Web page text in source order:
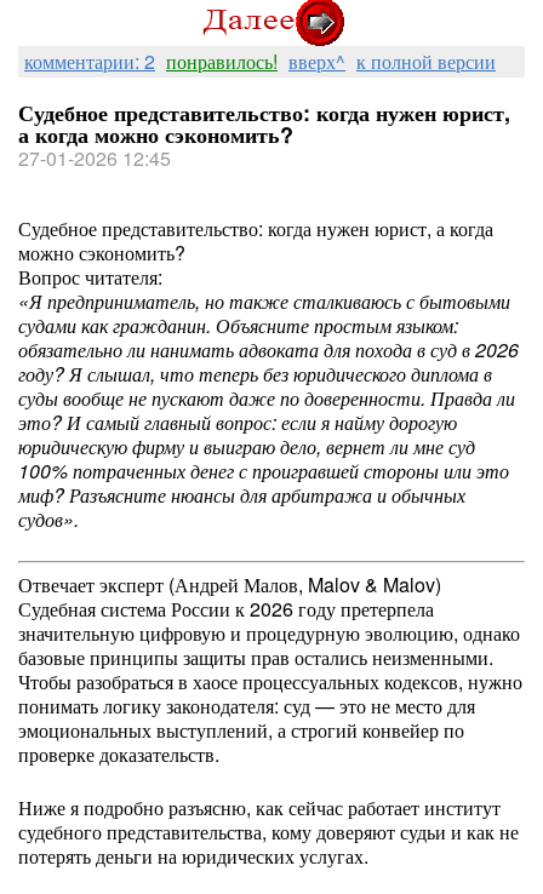
комментарии: 2 понравилось! вверх^ к полной версии
Судебное представительство: когда нужен юрист,
а когда можно сэкономить?
27-01-2026 12:45
Судебное представительство: когда нужен юрист, а когда
можно сэкономить?
Вопрос читателя:
«Я предприниматель, но также сталкиваюсь с бытовыми
судами как гражданин. Объясните простым языком:
обязательно ли нанимать адвоката для похода в суд в 2026
году? Я слышал, что теперь без юридического диплома в
суды вообще не пускают даже по доверенности. Правда ли
это? И самый главный вопрос: если я найму дорогую
юридическую фирму и выиграю дело, вернет ли мне суд
100% потраченных денег с проигравшей стороны или это
миф? Разъясните нюансы для арбитража и обычных
судов».
Отвечает эксперт (Андрей Малов, Malov & Malov)
Судебная система России к 2026 году претерпела
значительную цифровую и процедурную эволюцию, однако
базовые принципы защиты прав остались неизменными.
Чтобы разобраться в хаосе процессуальных кодексов, нужно
понимать логику законодателя: суд — это не место для
эмоциональных выступлений, а строгий конвейер по
проверке доказательств.
Ниже я подробно разъясню, как сейчас работает институт
судебного представительства, кому доверяют судьи и как не
потерять деньги на юридических услугах.